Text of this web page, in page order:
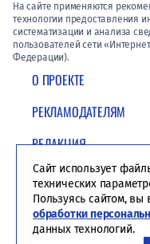
О ПРОЕКТЕ
РЕКЛАМОДАТЕЛЯМ
РЕДАКЦИЯ
ПОЛИТИКА
На сайте применяются
технологии предоставления
систематизации и анализа
пользователей сети
Федерации).
Сайт использует
технических
Пользуясь сайтом, вы
обработки
данных технологий.